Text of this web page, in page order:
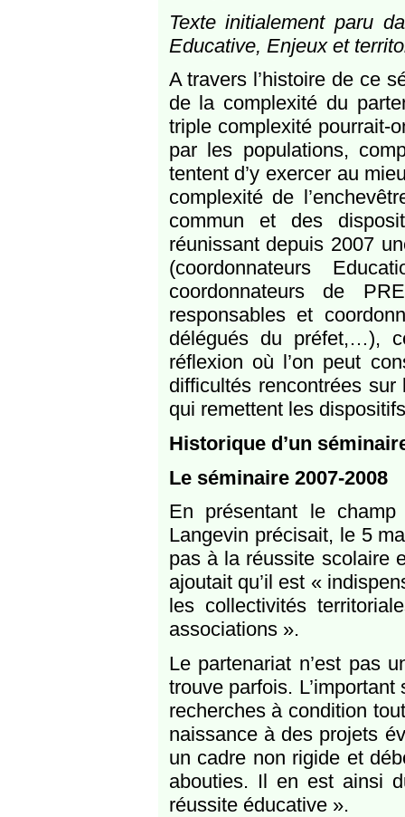
Texte initialement paru
Educative, Enjeux et
A travers l’histoire de ce
de la complexité du
triple complexité pourrait-
par les populations,
tentent d’y exercer au
complexité de
commun et des
réunissant depuis 2007
(coordonnateurs
coordonnateurs de
responsables et
délégués du préfet,…),
réflexion où l’on peut
difficultés rencontrées
qui remettent les
Historique d’un
Le séminaire 2007-2008
En présentant le
Langevin précisait, le 5
pas à la réussite scolaire
ajoutait qu’il est «
les collectivités
associations ».
Le partenariat n’est pas
trouve parfois.
recherches à condition
naissance à des projets
un cadre non rigide et
abouties. Il en est ainsi
réussite éducative ».